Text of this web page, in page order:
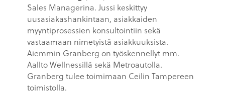
Sales Managerina. Jussi keskittyy
uusasiakashankintaan, asiakkaiden
myyntiprosessien konsultointiin sekä
vastaamaan nimetyistä asiakkuuksista.
Aiemmin Granberg on työskennellyt mm.
Aallto Wellnessillä sekä Metroautolla.
Granberg tulee toimimaan Ceilin Tampereen
toimistolla.